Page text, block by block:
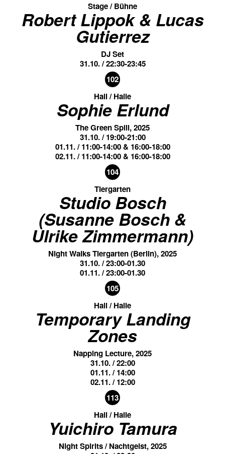
Stage / Bühne
Robert Lippok & Lucas
Gutierrez
DJ Set
31.10. / 22:30-23:45
102
Hall / Halle
Sophie Erlund
The Green Spill, 2025
31.10. / 19:00-21:00
01.11. / 11:00-14:00 & 16:00-18:00
02.11. / 11:00-14:00 & 16:00-18:00
104
Tiergarten
Studio Bosch
(Susanne Bosch &
Ulrike Zimmermann)
Night Walks Tiergarten (Berlin), 2025
31.10. / 23:00-01.30
01.11. / 23:00-01.30
105
Hall / Halle
Temporary Landing
Zones
Napping Lecture, 2025
31.10. / 22:00
01.11. / 14:00
02.11. / 12:00
113
Hall / Halle
Yuichiro Tamura
Night Spirits / Nachtgeist, 2025